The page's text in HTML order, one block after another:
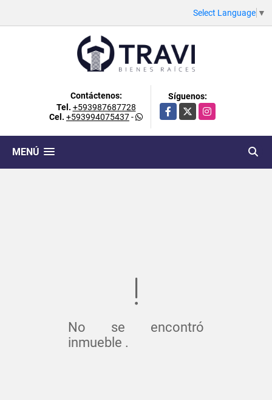
Select Language ▼
Contáctenos:
Tel. +593987687728
Cel. +593994075437-
Síguenos:
Facebook
X Instagram
MENÚ
No se encontró
inmueble .